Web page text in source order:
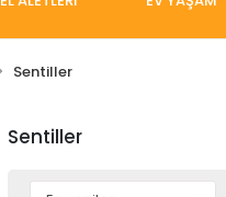
Sentiller
Sentiller